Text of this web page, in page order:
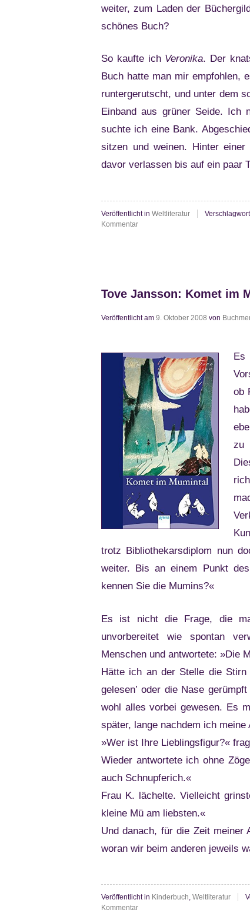
weiter, zum Laden der
schönes Buch?
So kaufte ich Veronika. Der
Buch hatte man mir empfohlen,
runtergerutscht, und unter dem
Einband aus grüner Seide. Ich
suchte ich eine Bank.
sitzen und weinen. Hinter
davor verlassen bis auf ein paar
Veröffentlicht in Weltliteratur
Kommentarzu
Tove Jansson: Komet im
Veröffentlicht am 9. Oktober 2008 von
ob
zu
trotz Bibliothekarsdiplom nun
weiter. Bis an einem Punkt
kennen Sie die Mumins?«
Es ist nicht die Frage, die
unvorbereitet wie spontan
Menschen und antwortete: »Die
Hätte ich an der Stelle die Stirn
gelesen’ oder die Nase
wohl alles vorbei gewesen. Es
später, lange nachdem ich
»Wer ist Ihre Lieblingsfigur?«
Wieder antwortete ich ohne
auch Schnupferich.«
Frau K. lächelte. Vielleicht
kleine Mü am liebsten.«
Und danach, für die Zeit meiner
woran wir beim anderen jeweils
Veröffentlicht in Kinderbuch, Weltliteratur
Kommentarzu